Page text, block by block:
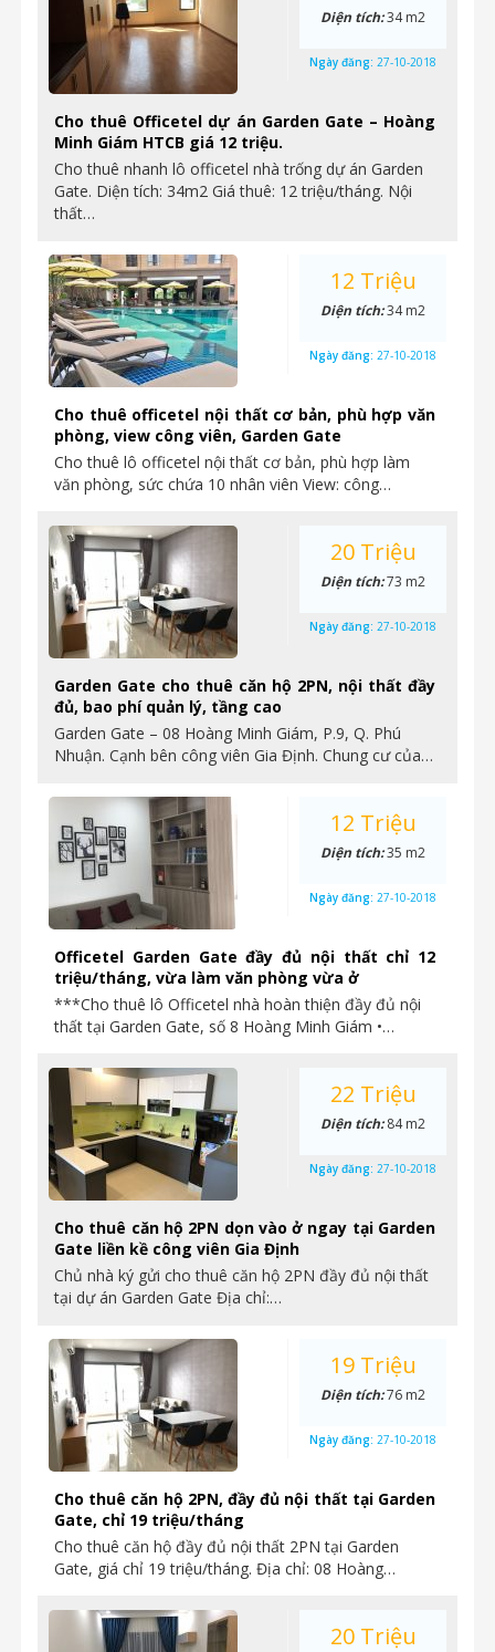
Cho thuê Officetel dự án Garden Gate – Hoàng
Minh Giám HTCB giá 12 triệu.
Cho thuê nhanh lô officetel nhà trống dự án Garden
Gate. Diện tích: 34m2 Giá thuê: 12 triệu/tháng. Nội
thất…
Diện tích:34 m2
Ngày đăng: 27-10-2018
Cho thuê officetel nội thất cơ bản, phù hợp văn
phòng, view công viên, Garden Gate
Cho thuê lô officetel nội thất cơ bản, phù hợp làm
văn phòng, sức chứa 10 nhân viên View: công…
12 Triệu
Diện tích:34 m2
Ngày đăng: 27-10-2018
Garden Gate cho thuê căn hộ 2PN, nội thất đầy
đủ, bao phí quản lý, tầng cao
Garden Gate – 08 Hoàng Minh Giám, P.9, Q. Phú
Nhuận. Cạnh bên công viên Gia Định. Chung cư của…
20 Triệu
Diện tích:73 m2
Ngày đăng: 27-10-2018
Officetel Garden Gate đầy đủ nội thất chỉ 12
triệu/tháng, vừa làm văn phòng vừa ở
***Cho thuê lô Officetel nhà hoàn thiện đầy đủ nội
thất tại Garden Gate, số 8 Hoàng Minh Giám •…
12 Triệu
Diện tích:35 m2
Ngày đăng: 27-10-2018
Cho thuê căn hộ 2PN dọn vào ở ngay tại Garden
Gate liền kề công viên Gia Định
Chủ nhà ký gửi cho thuê căn hộ 2PN đầy đủ nội thất
tại dự án Garden Gate Địa chỉ:…
22 Triệu
Diện tích:84 m2
Ngày đăng: 27-10-2018
Cho thuê căn hộ 2PN, đầy đủ nội thất tại Garden
Gate, chỉ 19 triệu/tháng
Cho thuê căn hộ đầy đủ nội thất 2PN tại Garden
Gate, giá chỉ 19 triệu/tháng. Địa chỉ: 08 Hoàng…
19 Triệu
Diện tích:76 m2
Ngày đăng: 27-10-2018
20 Triệu